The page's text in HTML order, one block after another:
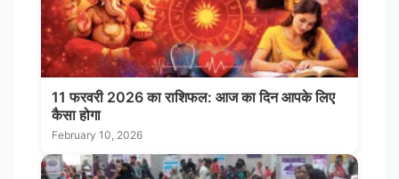
11 फरवरी 2026 का राशिफल: आज का दिन आपके लिए
कैसा होगा
February 10, 2026